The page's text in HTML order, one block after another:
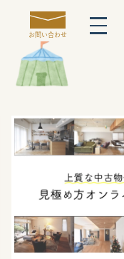
お問い合わせ